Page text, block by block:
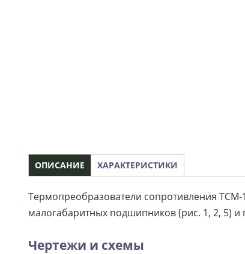
ОПИСАНИЕ ХАРАКТЕРИСТИКИ
Термопреобразователи сопротивления
малогабаритных подшипников (рис. 1, 2, 5) и
Чертежи и схемы